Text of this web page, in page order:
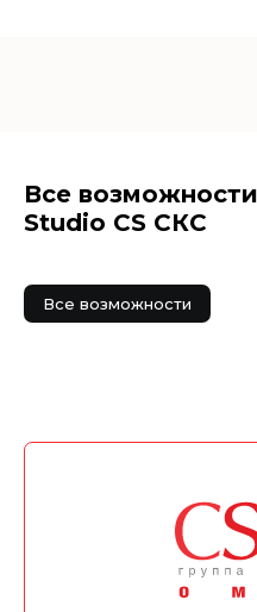
Все
Studio CS СКС
Все возможности